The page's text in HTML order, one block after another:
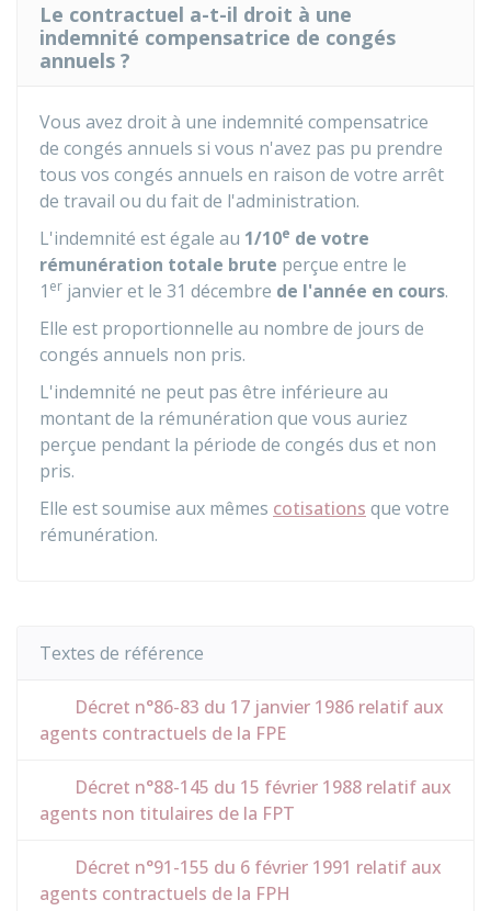
Le contractuel a-t-il droit à une
indemnité compensatrice de congés
annuels ?
Vous avez droit à une indemnité compensatrice
de congés annuels si vous n'avez pas pu prendre
tous vos congés annuels en raison de votre arrêt
de travail ou du fait de l'administration.
L'indemnité est égale au 1/10e de votre
rémunération totale brute perçue entre le
1 er janvier et le 31 décembre de l'année en cours.
Elle est proportionnelle au nombre de jours de
congés annuels non pris.
L'indemnité ne peut pas être inférieure au
montant de la rémunération que vous auriez
perçue pendant la période de congés dus et non
pris.
Elle est soumise aux mêmes cotisations que votre
rémunération.
Textes de référence
Décret n°86-83 du 17 janvier 1986 relatif aux
agents contractuels de la FPE
Décret n°88-145 du 15 février 1988 relatif aux
agents non titulaires de la FPT
Décret n°91-155 du 6 février 1991 relatif aux
agents contractuels de la FPH